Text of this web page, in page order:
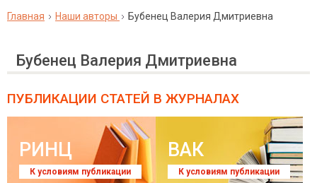
Главная Наши авторы Бубенец Валерия Дмитриевна
Бубенец Валерия Дмитриевна
ПУБЛИКАЦИИ СТАТЕЙ В ЖУРНАЛАХ
РИНЦ
К условиям публикации
ВАК
К условиям публикации